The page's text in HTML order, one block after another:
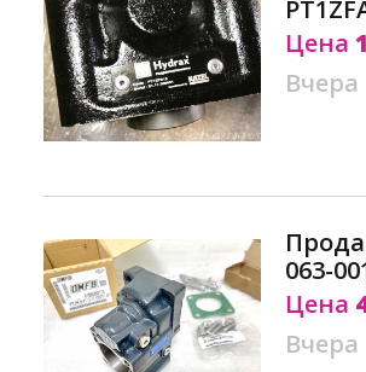
Цена
Вчера
063-
Цена
Вчера